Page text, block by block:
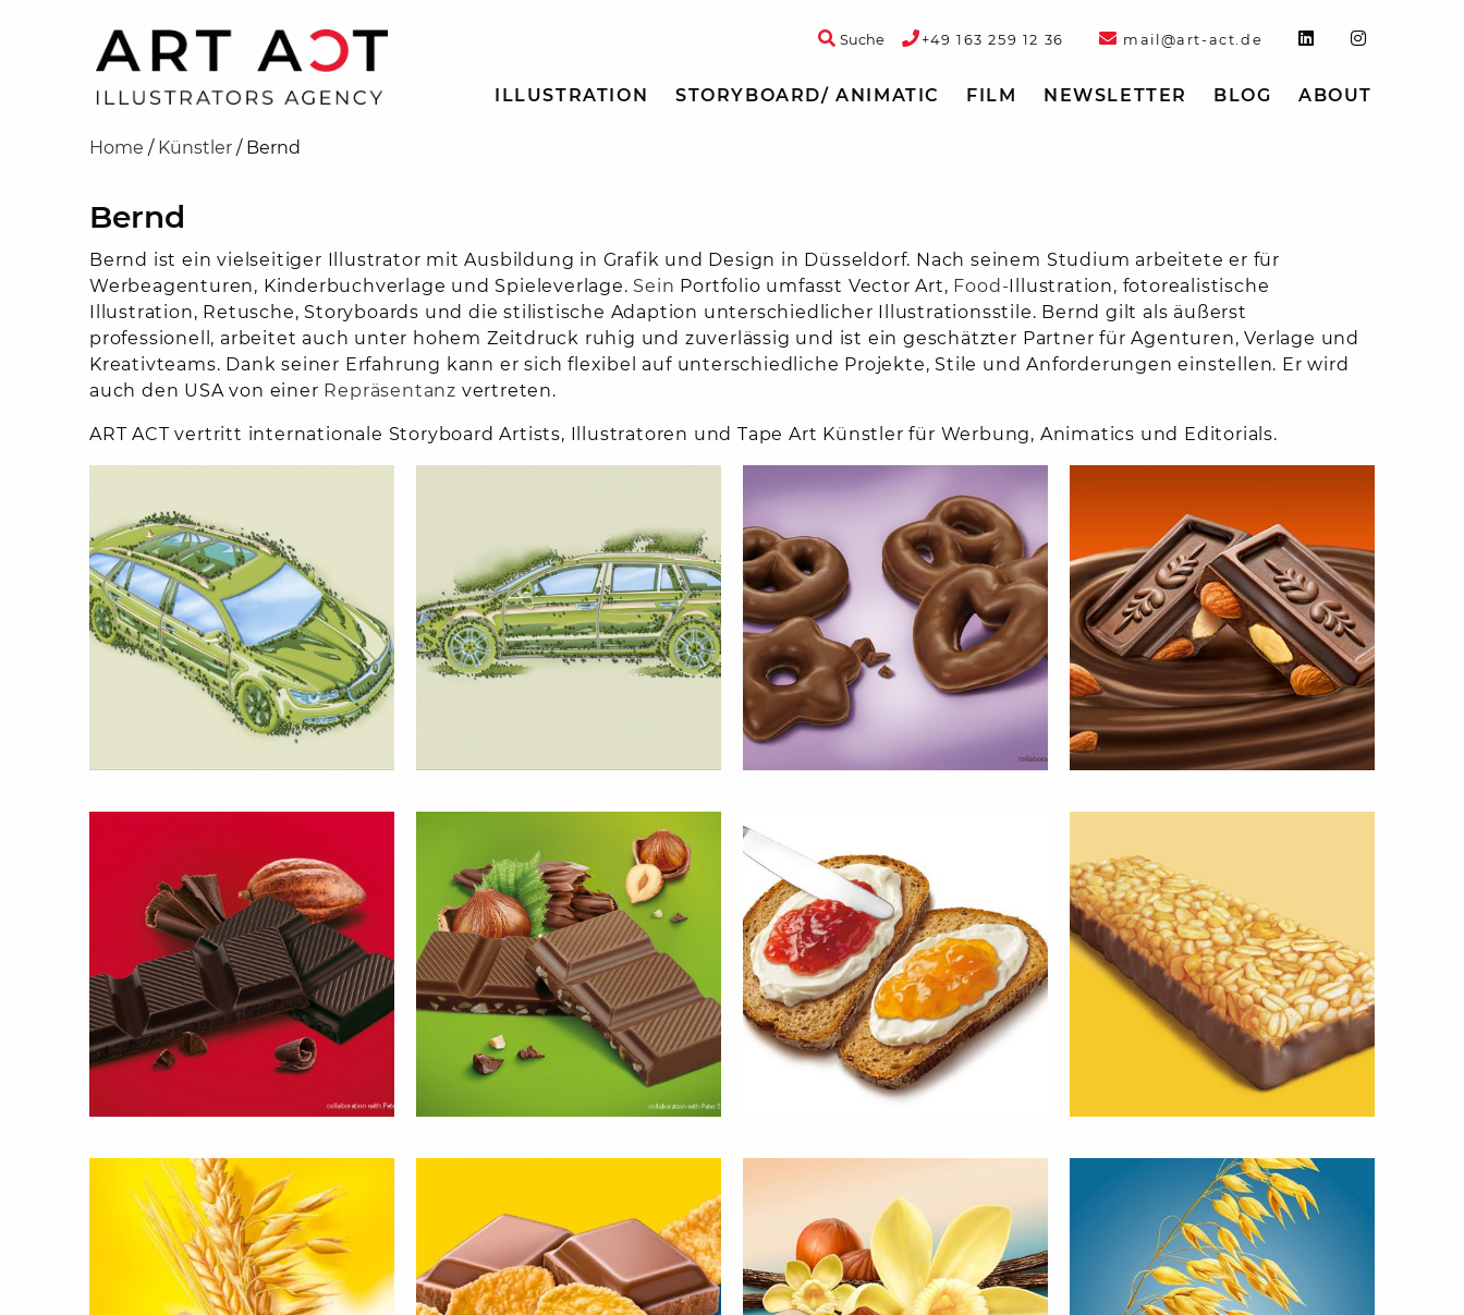
+49 163 259 12 36 mail@art-act.de
Suche
ILLUSTRATION STORYBOARD/ ANIMATIC FILM NEWSLETTER BLOG ABOUT
Home / Künstler / Bernd
Bernd
Bernd isteinvielseitiger Illustrator mitAusbildung in Grafik und Design in Düsseldorf. Nachseinem Studium arbeiteteer für
Werbeagenturen, Kinderbuchverlage und Spieleverlage. Sein Portfolio umfasst VectorArt, Food-Illustration, fotorealistische
Illustration, Retusche, Storyboards unddiestilistische Adaption unterschiedlicher Illustrationsstile. Bernd gilt als äußerst
professionell, arbeitet auch unter hohem Zeitdruck ruhig und zuverlässig und ist eingeschätzter PartnerfürAgenturen,Verlage und
Kreativteams. Dankseiner Erfahrung kann ersichflexibel auf unterschiedliche Projekte, Stile undAnforderungeneinstellen. Er wird
auch den USA von einer Repräsentanz vertreten.
ART ACT vertritt internationale Storyboard Artists, Illustratoren und Tape Art Künstler für Werbung, Animatics und Editorials.